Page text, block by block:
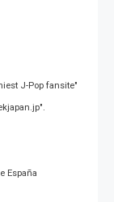
J-Pop fansite"
España